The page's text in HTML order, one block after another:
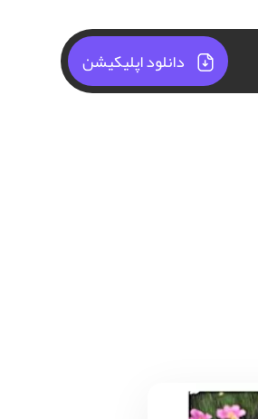
دانلود اپلیکیشن